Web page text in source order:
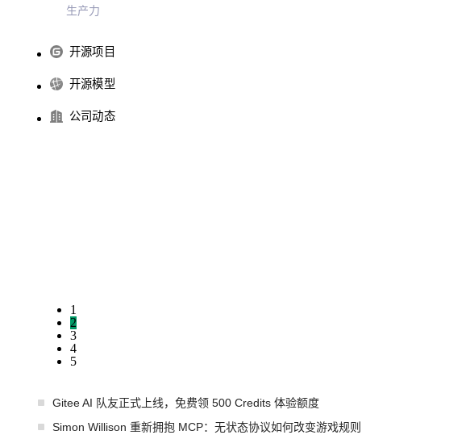
生产力
开源项目
开源模型
公司动态
1
2
3
4
5
Gitee AI 队友正式上线，免费领 500 Credits 体验额度
Simon Willison 重新拥抱 MCP：无状态协议如何改变游戏规则